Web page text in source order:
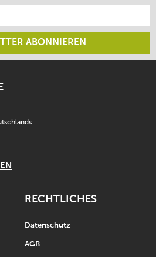
ABONNIEREN
RECHTLICHES
Datenschutz
AGB